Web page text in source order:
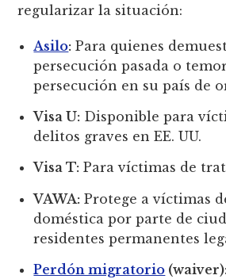
regularizar la situación:
Asilo: Para quienes
persecución pasada o
persecución en su país de
Visa U: Disponible para
delitos graves en EE. UU.
Visa T: Para víctimas de
VAWA: Protege a víctimas
doméstica por parte de
residentes permanentes
Perdón migratorio